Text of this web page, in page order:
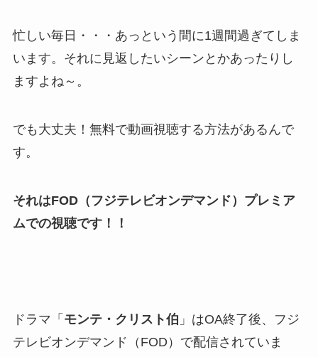
忙しい毎日・・・あっという間に1週間過ぎてしま
います。それに見返したいシーンとかあったりし
ますよね～。
でも大丈夫！無料で動画視聴する方法があるんで
す。
それはFOD（フジテレビオンデマンド）プレミア
ムでの視聴です！！
ドラマ「 モンテ・クリスト伯 」はOA終了後、フジ
テレビオンデマンド（FOD）で配信されていま